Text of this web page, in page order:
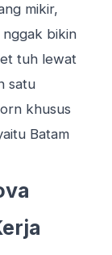
mikir,
nggak bikin
tuh lewat
satu
khusus
Batam